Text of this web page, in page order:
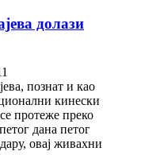
долази
познат и као
кинески
протеже преко
дана петог
овај живахни